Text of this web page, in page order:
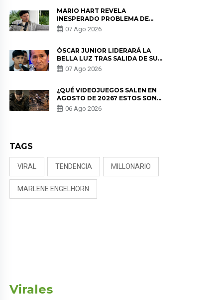
MARIO HART REVELA
INESPERADO PROBLEMA DE
SALUD ANTES DE SEPARARSE DE
KORINA: “ME ENCONTRARON UN
07 Ago 2026
ÓSCAR JUNIOR LIDERARÁ LA
BELLA LUZ TRAS SALIDA DE SU
PADRE POR POLÉMICA CON
NALDY SALDAÑA
07 Ago 2026
¿QUÉ VIDEOJUEGOS SALEN EN
AGOSTO DE 2026? ESTOS SON
LOS ESTRENOS MÁS ESPERADOS
06 Ago 2026
TAGS
VIRAL TENDENCIA MILLONARIO
MARLENE ENGELHORN
Virales